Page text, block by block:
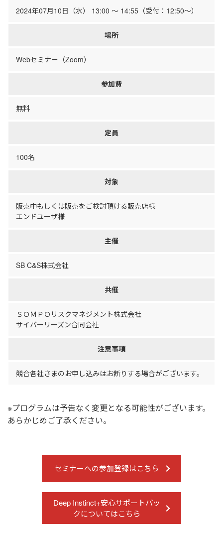
2024年07月10日（水） 13:00 ～ 14:55（受付：12:50～）
場所
Webセミナー（Zoom）
参加費
無料
定員
100名
対象
販売中もしくは販売をご検討頂ける販売店様
エンドユーザ様
主催
SB C&S株式会社
共催
ＳＯＭＰＯリスクマネジメント株式会社
サイバーリーズン合同会社
注意事項
競合各社さまのお申し込みはお断りする場合がございます。
※プログラムは予告なく変更となる可能性がございます。
あらかじめご了承ください。
セミナーへの参加登録はこちら
Deep Instinct+安心サポートパッ
クについてはこちら